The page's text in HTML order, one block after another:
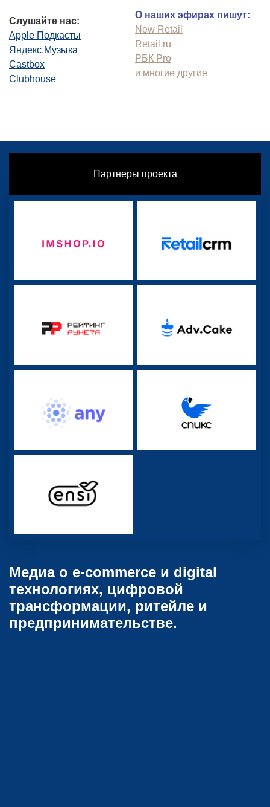
Слушайте нас:
Apple Подкасты
Яндекс.Музыка
Castbox
Clubhouse
О наших эфирах пишут:
New Retail
Retail.ru
РБК Pro
и многие другие
Партнеры проекта
Медиа о e-commerce и digital
технологиях, цифровой
трансформации, ритейле и
предпринимательстве.